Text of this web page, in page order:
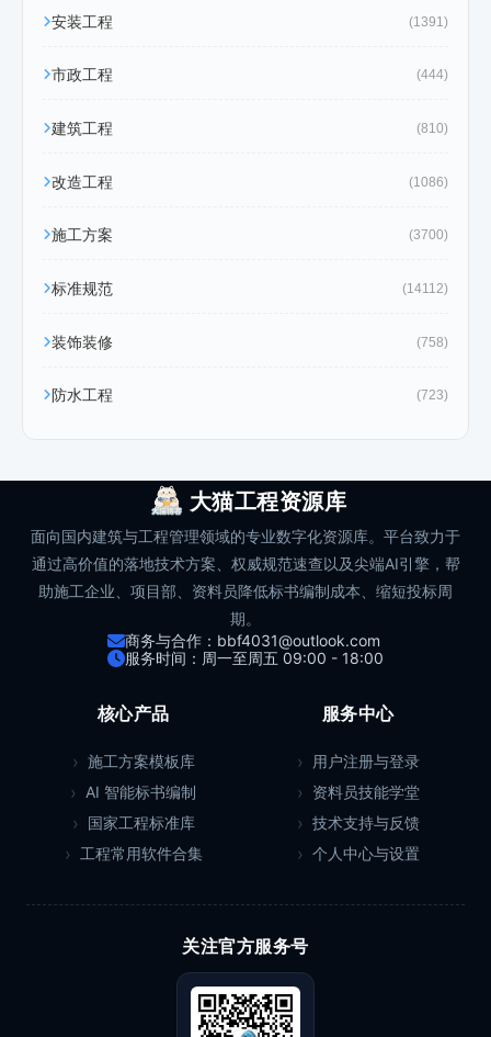
安装工程 (1391)
市政工程 (444)
建筑工程 (810)
改造工程 (1086)
施工方案 (3700)
标准规范 (14112)
装饰装修 (758)
防水工程 (723)
大猫工程资源库
面向国内建筑与工程管理领域的专业数字化资源库。平台致力于
通过高价值的落地技术方案、权威规范速查以及尖端AI引擎，帮
助施工企业、项目部、资料员降低标书编制成本、缩短投标周
期。
商务与合作：bbf4031@outlook.com
服务时间：周一至周五 09:00 - 18:00
核心产品
施工方案模板库
AI 智能标书编制
国家工程标准库
工程常用软件合集
服务中心
用户注册与登录
资料员技能学堂
技术支持与反馈
个人中心与设置
关注官方服务号